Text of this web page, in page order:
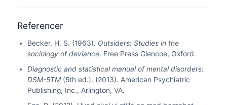
Referencer
Becker, H. S. (1963). Outsiders: Studies in the
sociology of deviance. Free Press Glencoe, Oxford.
Diagnostic and statistical manual of mental disorders:
DSM-5TM (5th ed.). (2013). American Psychiatric
Publishing, Inc., Arlington, VA.